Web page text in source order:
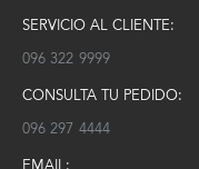
SERVICIO AL CLIENTE:
096 322 9999
CONSULTA TU PEDIDO:
096 297 4444